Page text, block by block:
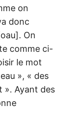
on
donc
On
comme ci-
le mot
», « des
». Ayant des